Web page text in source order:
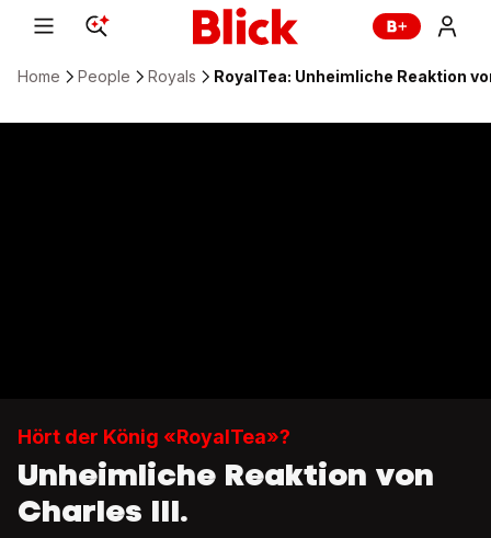
Home People Royals RoyalTea: Unheimliche Reaktion
Hört der König «RoyalTea»?
Unheimliche Reaktion von
Charles III.